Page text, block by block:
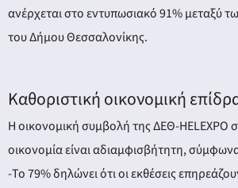
ανέρχεται στο εντυπωσιακό 91% μεταξύ
του Δήμου Θεσσαλονίκης.
Καθοριστική οικονομική
Η οικονομική συμβολή της ΔΕΘ-HELEXPO
οικονομία είναι αδιαμφισβήτητη,
-Το 79% δηλώνει ότι οι εκθέσεις